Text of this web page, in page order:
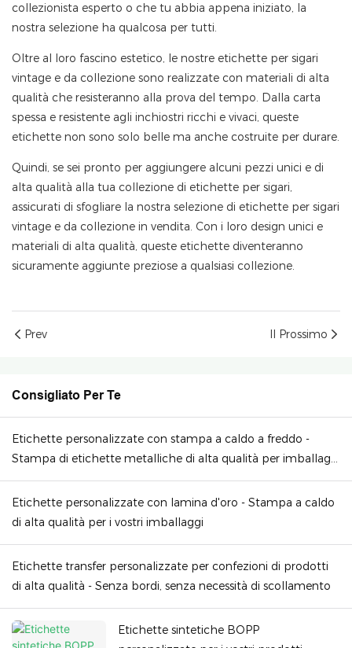
collezionista esperto o che tu abbia appena iniziato, la
nostra selezione ha qualcosa per tutti.
Oltre al loro fascino estetico, le nostre etichette per sigari
vintage e da collezione sono realizzate con materiali di alta
qualità che resisteranno alla prova del tempo. Dalla carta
spessa e resistente agli inchiostri ricchi e vivaci, queste
etichette non sono solo belle ma anche costruite per durare.
Quindi, se sei pronto per aggiungere alcuni pezzi unici e di
alta qualità alla tua collezione di etichette per sigari,
assicurati di sfogliare la nostra selezione di etichette per sigari
vintage e da collezione in vendita. Con i loro design unici e
materiali di alta qualità, queste etichette diventeranno
sicuramente aggiunte preziose a qualsiasi collezione.
Prev Il Prossimo
Consigliato Per Te
Etichette personalizzate con stampa a caldo a freddo -
Stampa di etichette metalliche di alta qualità per imballaggi
di lusso
Etichette personalizzate con lamina d'oro - Stampa a caldo
di alta qualità per i vostri imballaggi
Etichette transfer personalizzate per confezioni di prodotti
di alta qualità - Senza bordi, senza necessità di scollamento
Etichette sintetiche BOPP